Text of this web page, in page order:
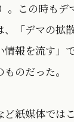
。この時もデ
「デマの拡
情報を流す」
のだった。
紙媒体では